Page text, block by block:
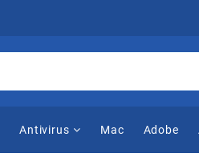
Antivirus Mac Adobe